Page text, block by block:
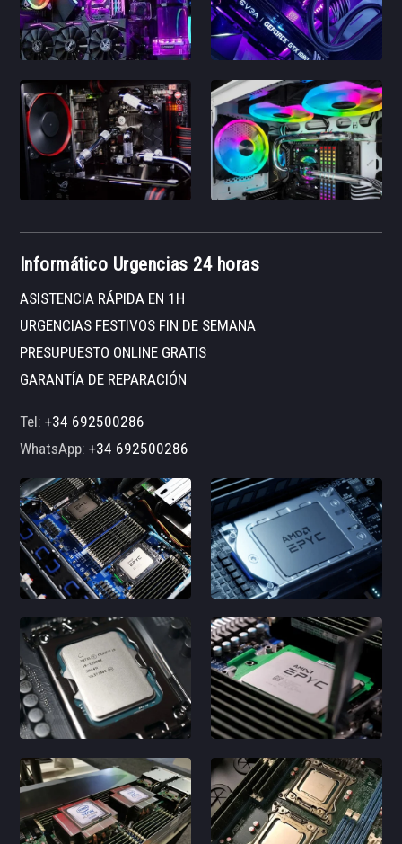
Informático Urgencias 24 horas
ASISTENCIA RÁPIDA EN 1H
URGENCIAS FESTIVOS FIN DE SEMANA
PRESUPUESTO ONLINE GRATIS
GARANTÍA DE REPARACIÓN
Tel:+34 692500286
WhatsApp:+34 692500286